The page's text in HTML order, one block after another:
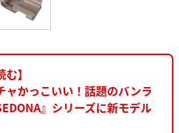
】
ャかっこいい！話題のバンラ
』シリーズに新モデル